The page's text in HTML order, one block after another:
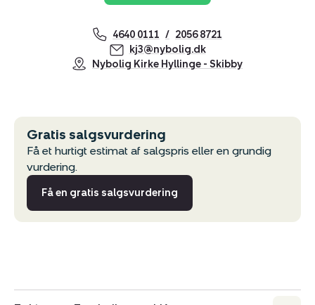
4640 0111
2056 8721
kj3@nybolig.dk
Nybolig Kirke Hyllinge - Skibby
Gratis salgsvurdering
Få et hurtigt estimat af salgspris eller en grundig
vurdering.
Få en gratis salgsvurdering
Kopier link